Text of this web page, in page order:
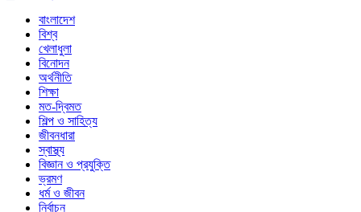
বাংলাদেশ
বিশ্ব
খেলাধুলা
বিনোদন
অর্থনীতি
শিক্ষা
মত-দ্বিমত
শিল্প ও সাহিত্য
জীবনধারা
স্বাস্থ্য
বিজ্ঞান ও প্রযুক্তি
ভ্রমণ
ধর্ম ও জীবন
নির্বাচন